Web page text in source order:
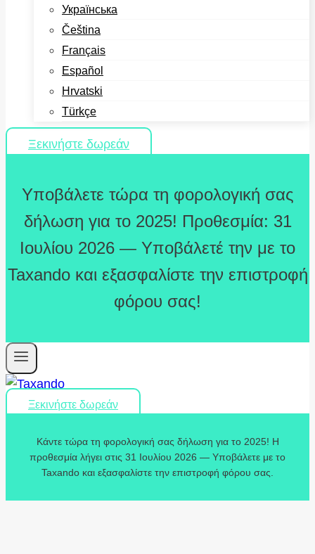
Українська
Čeština
Français
Español
Hrvatski
Türkçe
Ξεκινήστε δωρεάν
Υποβάλετε τώρα τη φορολογική σας
δήλωση για το 2025! Προθεσμία: 31
Ιουλίου 2026 — Υποβάλετέ την με το
Taxando και εξασφαλίστε την επιστροφή
φόρου σας!
Ξεκινήστε δωρεάν
Κάντε τώρα τη φορολογική σας δήλωση για το 2025! Η
προθεσμία λήγει στις 31 Ιουλίου 2026 — Υποβάλετε με το
Taxando και εξασφαλίστε την επιστροφή φόρου σας.